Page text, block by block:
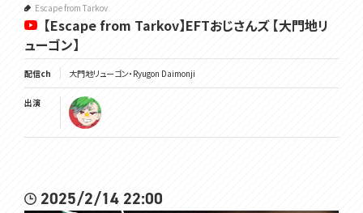
Escape from Tarkov
【Escape from Tarkov】EFTおじさんズ 【大門地リ
ューゴン】
配信ch 大門地リューゴン・Ryugon Daimonji
出演
2025/2/14 22:00